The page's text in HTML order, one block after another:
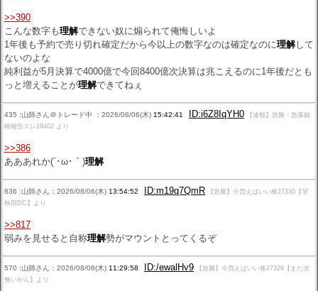
>>390
こんな数字も理解できない奴に煽られて俺悔しいよ
1年後も予約で売り切れ確定だから今以上の数字なのは確定なのに理解して
ないのよな
純利益が5月決算で4000億で今回8400億次決算は兆こえるのに1年後だとも
っと増えることが理解できてねぇ
435 :山師さん＠トレード中 ：2026/08/06(木) 15:42:41 ID:i6Z8IqYH0
【速報】急騰・急落銘
柄報告スレ19402 より
>>386
あああれか(´･ω･｀)理解
836 :山師さん：2026/08/06(木) 13:54:52 ID:m19q7QmR
【急騰】今買えばいい株27330【🐻
秋田DC】より
>>817
弱みを見せると自称理解勢がマウントとってくるぞ
570 :山師さん：2026/08/06(木) 11:29:58 ID:/ewalHv9
【急騰】今買えばいい株27329【また次
無いやん】より